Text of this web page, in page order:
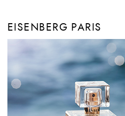
EISENBERG PARIS